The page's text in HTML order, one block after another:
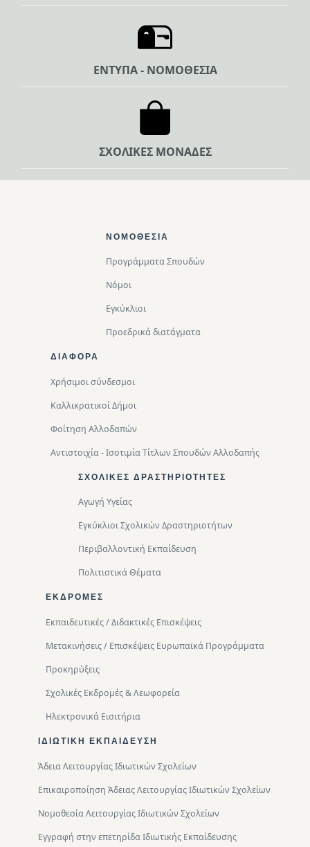
ΕΝΤΥΠΑ - ΝΟΜΟΘΕΣΙΑ
ΣΧΟΛΙΚΕΣ ΜΟΝΑΔΕΣ
ΝΟΜΟΘΕΣΊΑ
Προγράμματα Σπουδών
Νόμοι
Εγκύκλιοι
Προεδρικά διατάγματα
ΔΙΑΦΟΡΑ
Χρήσιμοι σύνδεσμοι
Καλλικρατικοί Δήμοι
Φοίτηση Αλλοδαπών
Αντιστοιχία - Ισοτιμία Τίτλων Σπουδών Αλλοδαπής
ΣΧΟΛΙΚΈΣ ΔΡΑΣΤΗΡΙΌΤΗΤΕΣ
Αγωγή Υγείας
Εγκύκλιοι Σχολικών Δραστηριοτήτων
Περιβαλλοντική Eκπαίδευση
Πολιτιστικά Θέματα
ΕΚΔΡΟΜΈΣ
Εκπαιδευτικές / Διδακτικές Επισκέψεις
Μετακινήσεις / Επισκέψεις Ευρωπαϊκά Προγράμματα
Προκηρύξεις
Σχολικές Εκδρομές & Λεωφορεία
Ηλεκτρονικά Εισιτήρια
ΙΔΙΩΤΙΚΉ ΕΚΠΑΊΔΕΥΣΗ
Άδεια Λειτουργίας Ιδιωτικών Σχολείων
Επικαιροποίηση Άδειας Λειτουργίας Ιδιωτικών Σχολείων
Νομοθεσία Λειτουργίας Ιδιωτικών Σχολείων
Εγγραφή στην επετηρίδα Ιδιωτικής Εκπαίδευσης